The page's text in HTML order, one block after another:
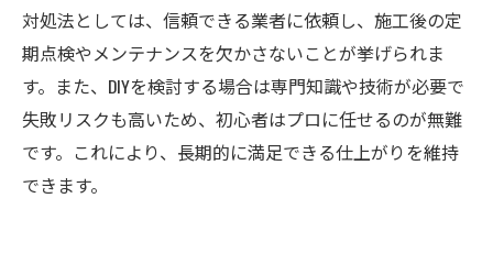
対処法としては、信頼できる業者に依頼し、施工後の定
期点検やメンテナンスを欠かさないことが挙げられま
す。また、DIYを検討する場合は専門知識や技術が必要で
失敗リスクも高いため、初心者はプロに任せるのが無難
です。これにより、長期的に満足できる仕上がりを維持
できます。